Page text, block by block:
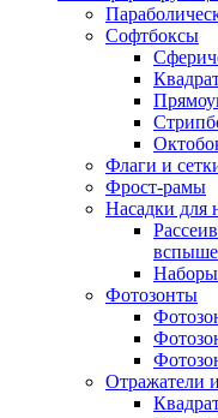
Софтбоксы
Флаги и
Фрост-рамы
Насадки для
Наборы
Фотозонты
Отражатели